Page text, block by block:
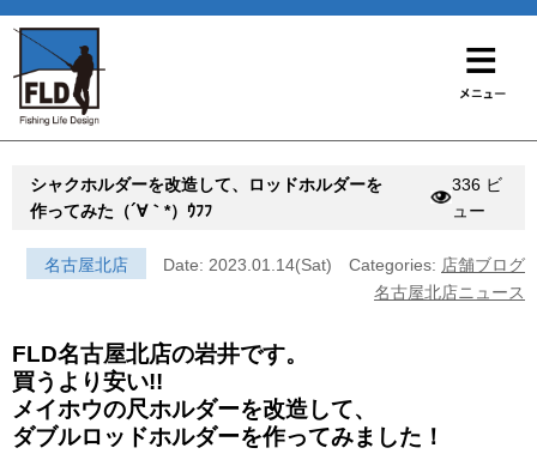
シャクホルダーを改造して、ロッドホルダーを
作ってみた（´∀｀*）ｳﾌﾌ
336 ビ
ュー
名古屋北店 Date: 2023.01.14(Sat) Categories: 店舗ブログ
名古屋北店ニュース
FLD名古屋北店の岩井です。
買うより安い!!
メイホウの尺ホルダーを改造して、
ダブルロッドホルダーを作ってみました！